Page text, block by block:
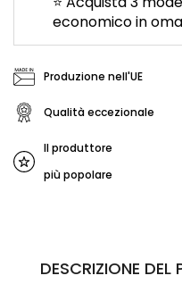
economico in
Produzione nell'UE
Qualità eccezionale
Il produttore
più popolare
DESCRIZIONE